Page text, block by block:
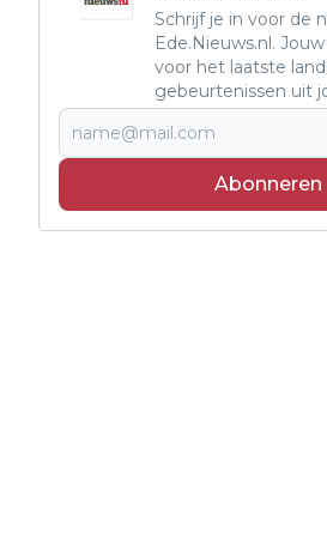
Schrijf je in voor de
Ede.Nieuws.nl.
voor het laatste
gebeurtenissen uit
Abonneren